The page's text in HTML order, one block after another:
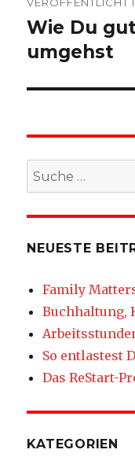
Wie Du
umgehst
Suche
nach:
NEUESTE
Family
Buchhaltung,
So entlastest
Das ReStart-
KATEGORIEN